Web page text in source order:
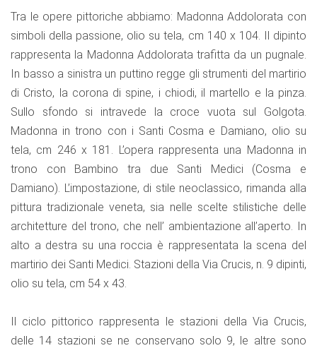
Tra le opere pittoriche abbiamo: Madonna Addolorata con
simboli della passione, olio su tela, cm 140 x 104. Il dipinto
rappresenta la Madonna Addolorata trafitta da un pugnale.
In basso a sinistra un puttino regge gli strumenti del martirio
di Cristo, la corona di spine, i chiodi, il martello e la pinza.
Sullo sfondo si intravede la croce vuota sul Golgota.
Madonna in trono con i Santi Cosma e Damiano, olio su
tela, cm 246 x 181. L’opera rappresenta una Madonna in
trono con Bambino tra due Santi Medici (Cosma e
Damiano). L’impostazione, di stile neoclassico, rimanda alla
pittura tradizionale veneta, sia nelle scelte stilistiche delle
architetture del trono, che nell’ ambientazione all’aperto. In
alto a destra su una roccia è rappresentata la scena del
martirio dei Santi Medici. Stazioni della Via Crucis, n. 9 dipinti,
olio su tela, cm 54 x 43.
Il ciclo pittorico rappresenta le stazioni della Via Crucis,
delle 14 stazioni se ne conservano solo 9, le altre sono